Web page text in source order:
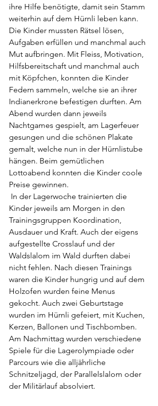
ihre Hilfe benötigte, damit sein Stamm
weiterhin auf dem Hürnli leben kann.
Die Kinder mussten Rätsel lösen,
Aufgaben erfüllen und manchmal auch
Mut aufbringen. Mit Fleiss, Motivation,
Hilfsbereitschaft und manchmal auch
mit Köpfchen, konnten die Kinder
Federn sammeln, welche sie an ihrer
Indianerkrone befestigen durften. Am
Abend wurden dann jeweils
Nachtgames gespielt, am Lagerfeuer
gesungen und die schönen Plakate
gemalt, welche nun in der Hürnlistube
hängen. Beim gemütlichen
Lottoabend konnten die Kinder coole
Preise gewinnen.
Kinder jeweils am Morgen in den
Trainingsgruppen Koordination,
Ausdauer und Kraft. Auch der eigens
aufgestellte Crosslauf und der
Waldslalom im Wald durften dabei
nicht fehlen. Nach diesen Trainings
waren die Kinder hungrig und auf dem
Holzofen wurden feine Menus
gekocht. Auch zwei Geburtstage
wurden im Hürnli gefeiert, mit Kuchen,
Kerzen, Ballonen und Tischbomben.
Am Nachmittag wurden verschiedene
Spiele für die Lagerolympiade oder
Parcours wie die alljährliche
Schnitzeljagd, der Parallelslalom oder
der Militärlauf absolviert.